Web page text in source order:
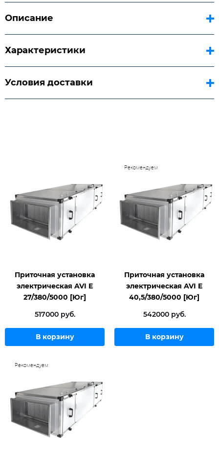
Описание
Характеристики
Условия доставки
Приточная установка
электрическая AVI E
27/380/5000 [Юг]
517000 руб.
В корзину
Рекомендуем
Приточная установка
электрическая AVI E
40,5/380/5000 [Юг]
542000 руб.
В корзину
Рекомендуем